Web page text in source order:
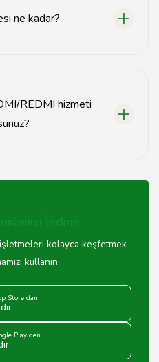
ne kadar?
REDMI hizmeti
şehirlerdeki servis
İndirin
kolayca keşfetmek
kullanın.
Store'dan
Play'den